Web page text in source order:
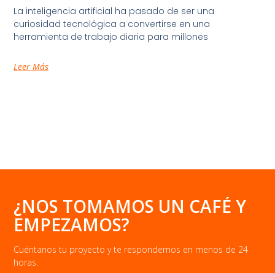
La inteligencia artificial ha pasado de ser una
curiosidad tecnológica a convertirse en una
herramienta de trabajo diaria para millones
Leer Más
¿NOS TOMAMOS UN CAFÉ Y
EMPEZAMOS?
Cuéntanos tu proyecto y te respondemos en menos de 24
horas.